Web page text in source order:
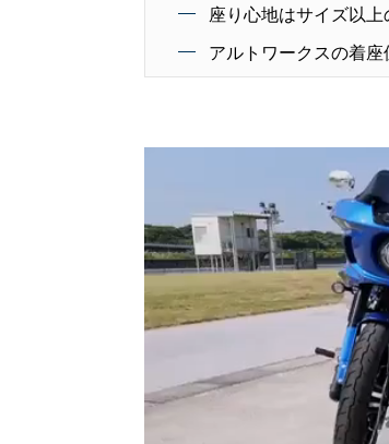
座り心地はサイズ以上
アルトワークスの着座